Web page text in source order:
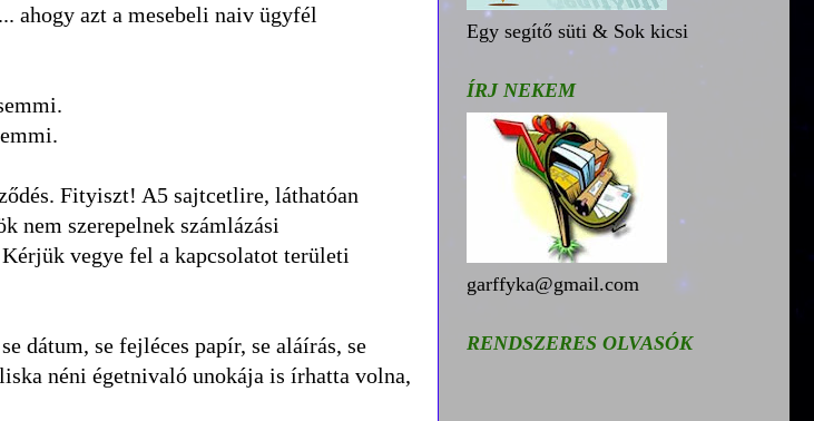
ahogy azt a mesebeli naiv ügyfél
Fityiszt! A5 sajtcetlire, láthatóan
nem szerepelnek számlázási
vegye fel a kapcsolatot területi
dátum, se fejléces papír, se aláírás, se
néni égetnivaló unokája is írhatta volna,
Egy segítő süti & Sok kicsi
ÍRJ NEKEM
garffyka@gmail.com
RENDSZERES OLVASÓK